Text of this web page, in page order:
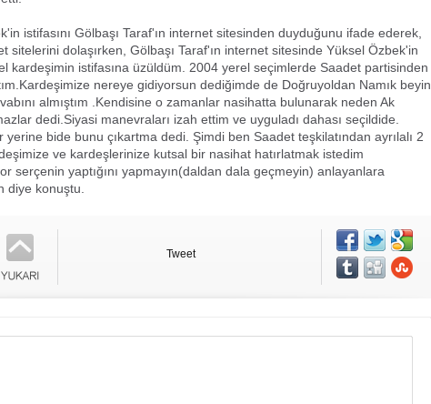
istifasını Gölbaşı Taraf'ın internet sitesinden duyduğunu ifade ederek,
sitelerini dolaşırken, Gölbaşı Taraf'ın internet sitesinde Yüksel Özbek'in
kardeşimin istifasına üzüldüm. 2004 yerel seçimlerde Saadet partisinden
nereye gidiyorsun dediğimde de Doğruyoldan Namık beyin
almıştım .Kendisine o zamanlar nasihatta bulunarak neden Ak
dedi.Siyasi manevraları izah ettim ve uyguladı dahası seçildide.
bide bunu çıkartma dedi. Şimdi ben Saadet teşkilatından ayrılalı 2
ve kardeşlerinize kutsal bir nasihat hatırlatmak istedim
serçenin yaptığını yapmayın(daldan dala geçmeyin) anlayanlara
diye konuştu.
Tweet